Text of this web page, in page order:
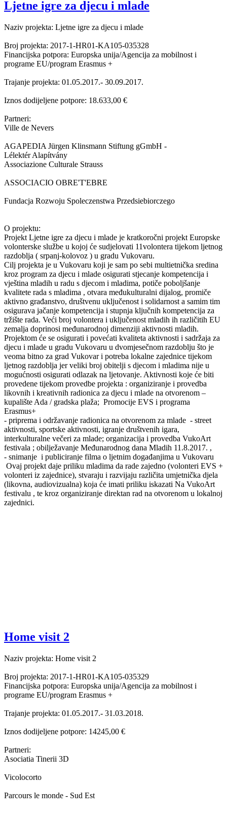
Ljetne igre za djecu i mlade
Naziv projekta: Ljetne igre za djecu i mlade
Broj projekta: 2017-1-HR01-KA105-035328
Financijska potpora: Europska unija/Agencija za mobilnost i
programe EU/program Erasmus +
Trajanje projekta: 01.05.2017.- 30.09.2017.
Iznos dodijeljene potpore: 18.633,00 €
Partneri:
Ville de Nevers
AGAPEDIA Jürgen Klinsmann Stiftung gGmbH -
Lélektér Alapítvány
Associazione Culturale Strauss
ASSOCIACIO OBRE'T'EBRE
Fundacja Rozwoju Spoleczenstwa Przedsiebiorczego
O projektu:
Projekt Ljetne igre za djecu i mlade je kratkoročni projekt Europske
volonterske službe u kojoj će sudjelovati 11volontera tijekom ljetnog
razdoblja ( srpanj-kolovoz ) u gradu Vukovaru.
Cilj projekta je u Vukovaru koji je sam po sebi multietnička sredina
kroz program za djecu i mlade osigurati stjecanje kompetencija i
vještina mladih u radu s djecom i mladima, potiče poboljšanje
kvalitete rada s mladima , otvara međukulturalni dijalog, promiče
aktivno građanstvo, društvenu uključenost i solidarnost a samim tim
osigurava jačanje kompetencija i stupnja ključnih kompetencija za
tržište rada. Veći broj volontera i uključenost mladih ih različitih EU
zemalja doprinosi međunarodnoj dimenziji aktivnosti mladih.
Projektom će se osigurati i povećati kvaliteta aktivnosti i sadržaja za
djecu i mlade u gradu Vukovaru u dvomjesečnom razdoblju što je
veoma bitno za grad Vukovar i potreba lokalne zajednice tijekom
ljetnog razdoblja jer veliki broj obitelji s djecom i mladima nije u
mogućnosti osigurati odlazak na ljetovanje. Aktivnosti koje će biti
provedene tijekom provedbe projekta : organiziranje i provedba
likovnih i kreativnih radionica za djecu i mlade na otvorenom –
kupalište Ada / gradska plaža; Promocije EVS i programa
Erasmus+
- priprema i održavanje radionica na otvorenom za mlade - street
aktivnosti, sportske aktivnosti, igranje društvenih igara,
interkulturalne večeri za mlade; organizacija i provedba VukoArt
festivala ; obilježavanje Međunarodnog dana Mladih 11.8.2017. ,
- snimanje i publiciranje filma o ljetnim događanjima u Vukovaru
Ovaj projekt daje priliku mladima da rade zajedno (volonteri EVS +
volonteri iz zajednice), stvaraju i razvijaju različita umjetnička djela
(likovna, audiovizualna) koja će imati priliku iskazati Na VukoArt
festivalu , te kroz organiziranje direktan rad na otvorenom u lokalnoj
zajednici.
Home visit 2
Naziv projekta: Home visit 2
Broj projekta: 2017-1-HR01-KA105-035329
Financijska potpora: Europska unija/Agencija za mobilnost i
programe EU/program Erasmus +
Trajanje projekta: 01.05.2017.- 31.03.2018.
Iznos dodijeljene potpore: 14245,00 €
Partneri:
Asociatia Tinerii 3D
Vicolocorto
Parcours le monde - Sud Est